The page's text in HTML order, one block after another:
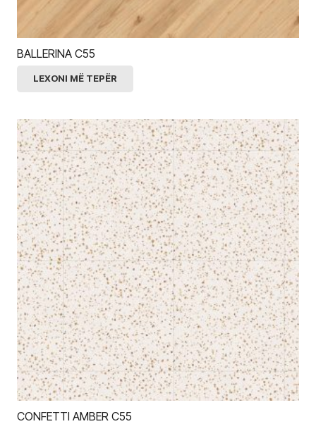
BALLERINA C55
LEXONI MË TEPËR
CONFETTI AMBER C55